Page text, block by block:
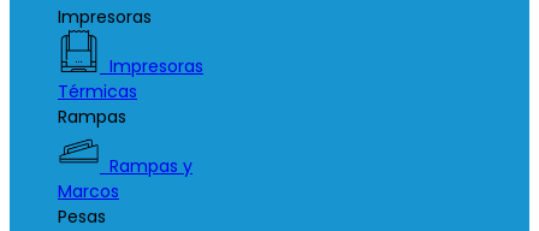
Impresoras
Impresoras
Térmicas
Rampas
Rampas y
Marcos
Pesas